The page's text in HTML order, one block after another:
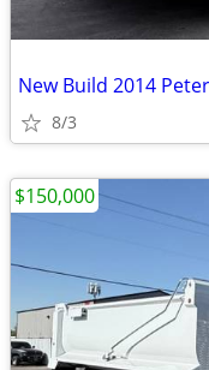
New Build 2014
8/3
$150,000